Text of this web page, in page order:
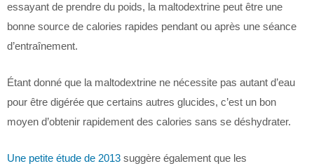
essayant de prendre du poids, la maltodextrine peut être une
bonne source de calories rapides pendant ou après une séance
d’entraînement.
Étant donné que la maltodextrine ne nécessite pas autant d’eau
pour être digérée que certains autres glucides, c’est un bon
moyen d’obtenir rapidement des calories sans se déshydrater.
Une petite étude de 2013 suggère également que les